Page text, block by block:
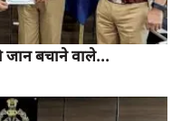
जान बचाने वाले...